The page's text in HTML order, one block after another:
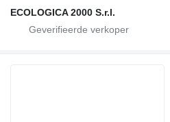
ECOLOGICA 2000 S.r.l.